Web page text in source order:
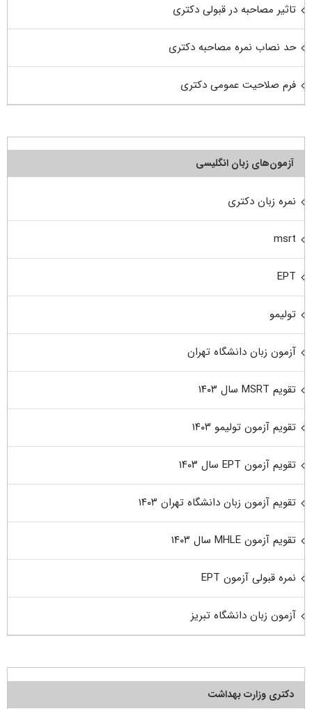
تاثیر مصاحبه در قبولی دکتری
حد نصاب نمره مصاحبه دکتری
فرم صلاحیت عمومی دکتری
آزمون‌های زبان انگلیسی
نمره زبان دکتری
msrt
EPT
تولیمو
آزمون زبان دانشگاه تهران
تقویم MSRT سال ۱۴۰۳
تقویم آزمون تولیمو ۱۴۰۳
تقویم آزمون EPT سال ۱۴۰۳
تقویم آزمون زبان دانشگاه تهران ۱۴۰۳
تقویم آزمون MHLE سال ۱۴۰۳
نمره قبولی آزمون EPT
آزمون زبان دانشگاه تبریز
دکتری وزارت بهداشت